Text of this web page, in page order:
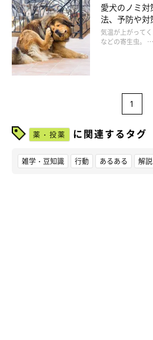
愛犬のノミ
法、予防や
気温が上がって
などの寄生虫。 …
1
薬・投薬 に関連するタグ
雑学・豆知識 行動 あるある 解説